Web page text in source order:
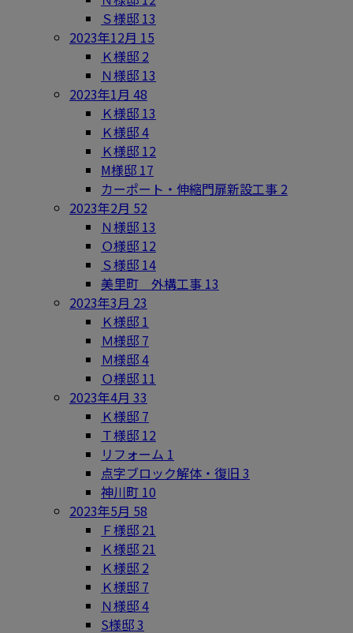
Ｓ様邸 13
2023年12月 15
Ｋ様邸 2
Ｎ様邸 13
2023年1月 48
Ｋ様邸 13
Ｋ様邸4
Ｋ様邸 12
M様邸 17
カーポート・伸縮門扉新設工事 2
2023年2月 52
Ｎ様邸 13
Ｏ様邸 12
Ｓ様邸 14
美里町 外構工事 13
2023年3月 23
Ｋ様邸 1
Ｍ様邸 7
Ｍ様邸4
Ｏ様邸 11
2023年4月 33
Ｋ様邸 7
Ｔ様邸 12
リフォーム 1
点字ブロック解体・復旧 3
神川町 10
2023年5月 58
Ｆ様邸 21
Ｋ様邸 21
Ｋ様邸 2
Ｋ様邸 7
Ｎ様邸4
S様邸3